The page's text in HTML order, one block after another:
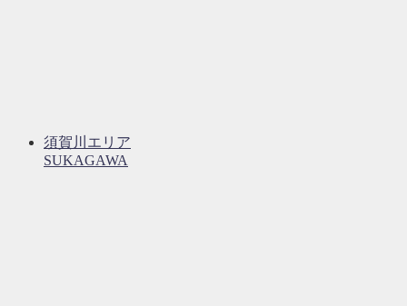
須賀川エリア
SUKAGAWA